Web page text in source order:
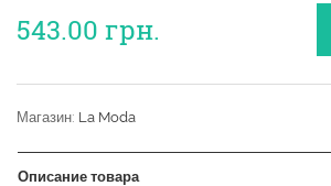
543.00 грн.
Магазин: La Moda
Описание товара